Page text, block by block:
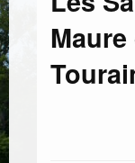
Maure